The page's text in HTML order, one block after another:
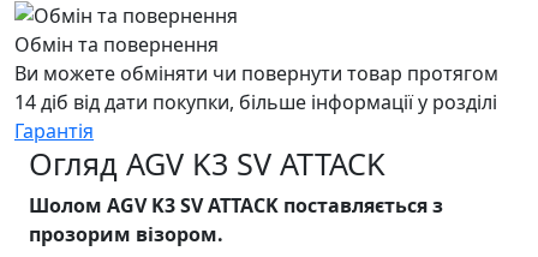
Обмін та повернення
Ви можете обміняти чи повернути товар протягом
14 діб від дати покупки, більше інформації у розділі
Гарантія
Огляд AGV K3 SV ATTACK
Шолом AGV K3 SV ATTACK поставляється з
прозорим візором.